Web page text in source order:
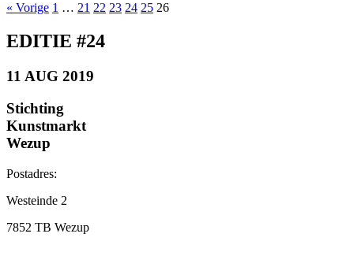
« Vorige 1 … 21 22 23 24 25 26
EDITIE #24
11 AUG 2019
Stichting
Kunstmarkt
Wezup
Postadres:
Westeinde 2
7852 TB Wezup